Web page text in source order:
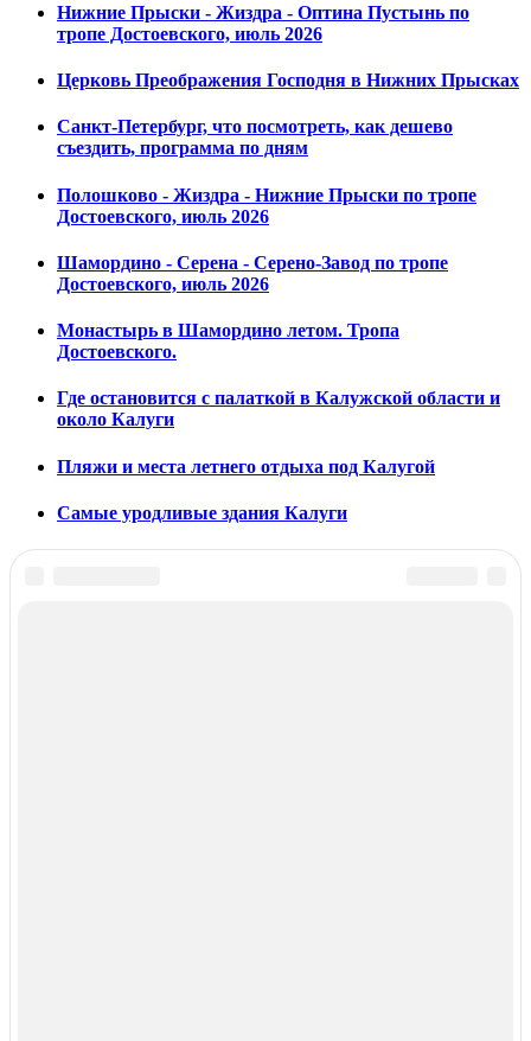
Нижние Прыски - Жиздра - Оптина Пустынь по
тропе Достоевского, июль 2026
Церковь Преображения Господня в Нижних Прысках
Санкт-Петербург, что посмотреть, как дешево
съездить, программа по дням
Полошково - Жиздра - Нижние Прыски по тропе
Достоевского, июль 2026
Шамордино - Серена - Серено-Завод по тропе
Достоевского, июль 2026
Монастырь в Шамордино летом. Тропа
Достоевского.
Где остановится с палаткой в Калужской области и
около Калуги
Пляжи и места летнего отдыха под Калугой
Самые уродливые здания Калуги